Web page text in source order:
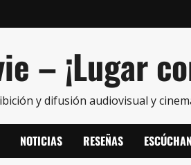
– ¡Lugar
y difusión audiovisual y
NOTICIAS RESEÑAS